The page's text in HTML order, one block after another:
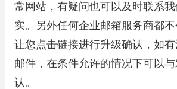
常网站，有疑问也可以及时联系
实。另外任何企业邮箱服务商都
让您点击链接进行升级确认，如
邮件，在条件允许的情况下可以
认。